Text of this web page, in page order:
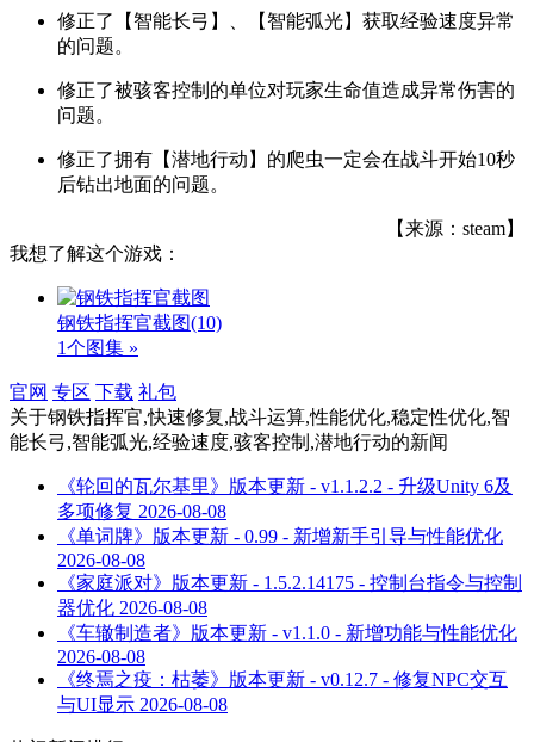
修正了【智能长弓】、【智能弧光】获取经验速度异常
的问题。
修正了被骇客控制的单位对玩家生命值造成异常伤害的
问题。
修正了拥有【潜地行动】的爬虫一定会在战斗开始10秒
后钻出地面的问题。
【来源：steam】
我想了解这个游戏：
钢铁指挥官截图(10)
1个图集 »
官网 专区 下载 礼包
关于钢铁指挥官,快速修复,战斗运算,性能优化,稳定性优化,智
能长弓,智能弧光,经验速度,骇客控制,潜地行动的新闻
《轮回的瓦尔基里》版本更新 - v1.1.2.2 - 升级Unity 6及
多项修复 2026-08-08
《单词牌》版本更新 - 0.99 - 新增新手引导与性能优化
2026-08-08
《家庭派对》版本更新 - 1.5.2.14175 - 控制台指令与控制
器优化 2026-08-08
《车辙制造者》版本更新 - v1.1.0 - 新增功能与性能优化
2026-08-08
《终焉之疫：枯萎》版本更新 - v0.12.7 - 修复NPC交互
与UI显示 2026-08-08